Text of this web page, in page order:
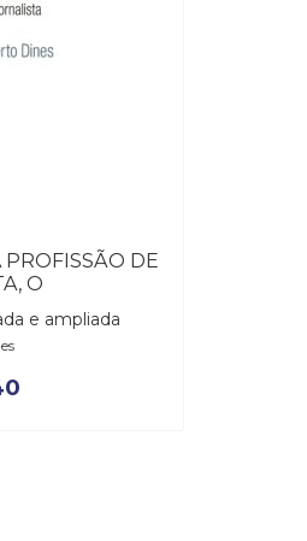
PROFISSÃO DE
O
e ampliada